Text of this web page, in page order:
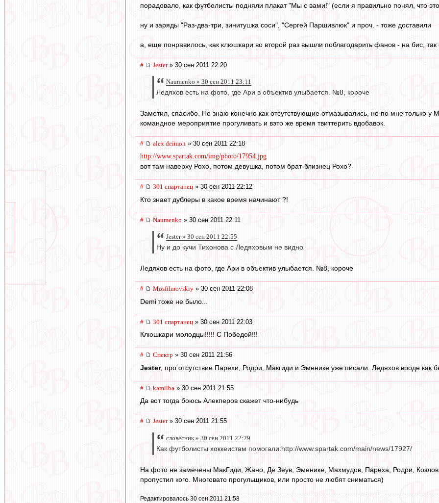
порадовало, как футболисты подняли плакат "Мы с вами!" (если я правильно понял, что
ну и заряды "Раз-два-три, зинитушка соси", "Сергей Паршивлюк" и проч. - тоже доставили
а, еще понравилось, как клюшкари во второй раз вышли поблагодарить фанов - на бис, так
# Jester» 30 сен 2011 22:20
Naumenko » 30 сен 2011 23:11
Ледяхов есть на фото, где Ари в объектив улыбается. №8, короче
Заметил, спасибо. Не знаю конечно как отсутствующие отмазывались, но по мне только
командное мероприятие прогуливать и вэто же время твиттерить вдобавок.
# alex deimon » 30 сен 2011 22:18
http://www.spartak.com/img/photo/17954.jpg
вот там наверху Рохо, потом девушка, потом брат-близнец Рохо?
# 301 спартанец » 30 сен 2011 22:12
Кто знает дублеры в какое время начинают ?!
# Naumenko » 30 сен 2011 22:11
Jester » 30 сен 2011 22:55
Ну и до кучи Тихонова с Ледяховым не видно
Ледяхов есть на фото, где Ари в объектив улыбается. №8, короче
# Mosfilmovskiy » 30 сен 2011 22:08
Demi тоже не было...
# 301 спартанец » 30 сен 2011 22:03
Клюшкари молодцы!!!!! С Победой!!!
# Спектр » 30 сен 2011 21:56
Jester, про отсутствие Парехи, Родри, Макгиди и Эменике уже писали. Ледяхов вроде как
# kamilba » 30 сен 2011 21:55
Да вот тогда боюсь Алекперов скажет что-нибудь
# Jester» 30 сен 2011 21:55
словесник » 30 сен 2011 22:29
Как футболисты хоккеистам помогали:http://www.spartak.com/main/news/17927/
На фото не замечены МакГиди, Жано, Де Зеув, Эменике, Махмудов, Пареха, Родри,
пропустил кого. Многовато прогульщиков, или просто не любят сниматься)
Редактировалось 30 сен 2011 21:58